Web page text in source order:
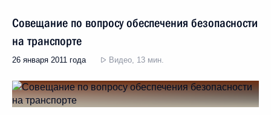
Совещание по вопросу обеспечения безопасности
на транспорте
26 января 2011 года Видео, 13 мин.